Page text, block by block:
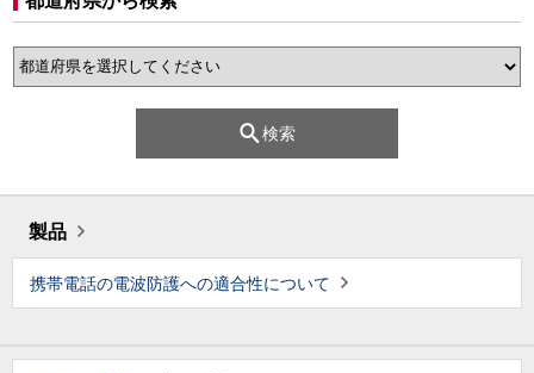
検索
製品
携帯電話の電波防護への適合性について